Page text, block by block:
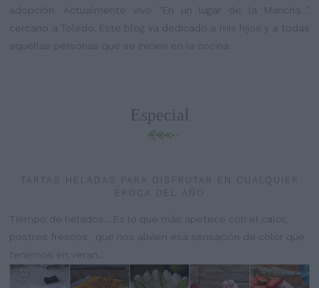
adopción. Actualmente vivo "En un lugar de la Mancha..."
cercano a Toledo. Este blog va dedicado a mis hijos y a todas
aquellas personas que se inicien en la cocina.
Especial
TARTAS HELADAS PARA DISFRUTAR EN CUALQUIER
ÉPOCA DEL AÑO
Tiempo de helados... Es lo que más apetece con el calor,
postres frescos , que nos alivien esa sensación de color que
tenemos en veran...